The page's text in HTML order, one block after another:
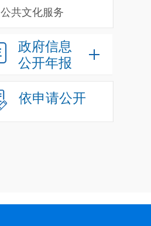
公共文化服务
政府信息
公开年报
依申请公开